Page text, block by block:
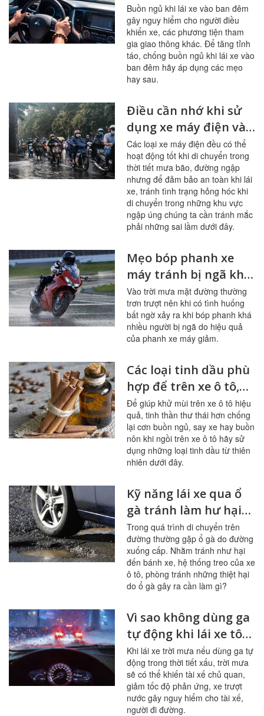
Buồn ngủ khi lái xe vào ban đêm
gây nguy hiểm cho người điều
khiển xe, các phương tiện tham
gia giao thông khác. Để tăng tỉnh
táo, chống buồn ngủ khi lái xe vào
ban đêm hãy áp dụng các mẹo
hay sau.
Điều cần nhớ khi sử
dụng xe máy điện vào
mùa mưa
Các loại xe máy điện đều có thể
hoạt động tốt khi di chuyển trong
thời tiết mưa bão, đường ngập
nhưng để đảm bảo an toàn khi lái
xe, tránh tình trạng hỏng hóc khi
di chuyển trong những khu vực
ngập úng chúng ta cần tránh mắc
phải những sai lầm dưới đây.
Mẹo bóp phanh xe
máy tránh bị ngã khi
đi trời mưa
Vào trời mưa mặt đường thường
trơn trượt nên khi có tình huống
bất ngờ xảy ra khi bóp phanh khá
nhiều người bị ngã do hiệu quả
của phanh xe máy giảm.
Các loại tinh dầu phù
hợp để trên xe ô tô,
khử mùi hiệu quả
Để giúp khử mùi trên xe ô tô hiệu
quả, tinh thần thư thái hơn chống
lại cơn buồn ngủ, say xe hay buồn
nôn khi ngồi trên xe ô tô hãy sử
dụng những loại tinh dầu từ thiên
nhiên dưới đây.
Kỹ năng lái xe qua ổ
gà tránh làm hư hại
xe ô tô
Trong quá trình di chuyển trên
đường thường gặp ổ gà do đường
xuống cấp. Nhằm tránh như hại
đến bánh xe, hệ thống treo của xe
ô tô, phòng tránh những thiệt hại
do ổ gà gây ra cần làm gì?
Vì sao không dùng ga
tự động khi lái xe tô
tô trời mưa
Khi lái xe trời mưa nếu dùng ga tự
động trong thời tiết xấu, trời mưa
sẽ có thể khiến tài xế chủ quan,
giảm tốc độ phản ứng, xe trượt
nước gây nguy hiểm cho tài xế,
người đi đường.